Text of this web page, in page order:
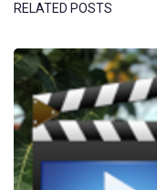
RELATED POSTS